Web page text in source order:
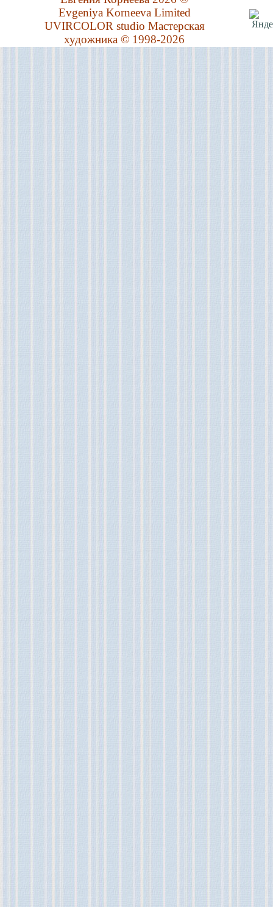
Evgeniya Korneeva Limited
UVIRCOLOR studio Мастерская
художника © 1998-2026